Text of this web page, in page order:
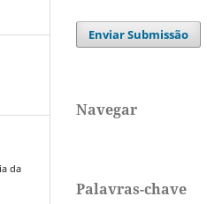
da
Enviar Submissão
Navegar
Palavras-chave